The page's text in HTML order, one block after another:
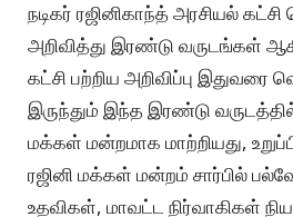
நடிகர் ரஜினிகாந்த் அரசியல்
அறிவித்து இரண்டு வருடங்கள்
கட்சி பற்றிய அறிவிப்பு இதுவரை
இருந்தும் இந்த இரண்டு
மக்கள் மன்றமாக மாற்றியது,
ரஜினி மக்கள் மன்றம் சார்பில்
உதவிகள், மாவட்ட நிர்வாகிகள்